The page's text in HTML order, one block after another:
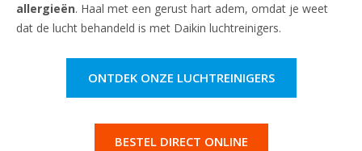
allergieën. Haal met een gerust hart adem, omdat je weet
dat de lucht behandeld is met Daikin luchtreinigers.
ONTDEK ONZE LUCHTREINIGERS
BESTEL DIRECT ONLINE